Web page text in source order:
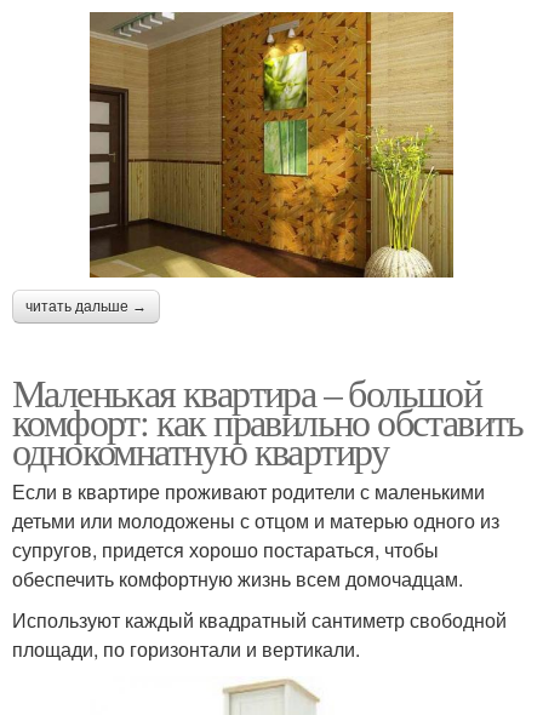
читать дальше →
Маленькая квартира – большой
комфорт: как правильно обставить
однокомнатную квартиру
Если в квартире проживают родители с маленькими
детьми или молодожены с отцом и матерью одного из
супругов, придется хорошо постараться, чтобы
обеспечить комфортную жизнь всем домочадцам.
Используют каждый квадратный сантиметр свободной
площади, по горизонтали и вертикали.